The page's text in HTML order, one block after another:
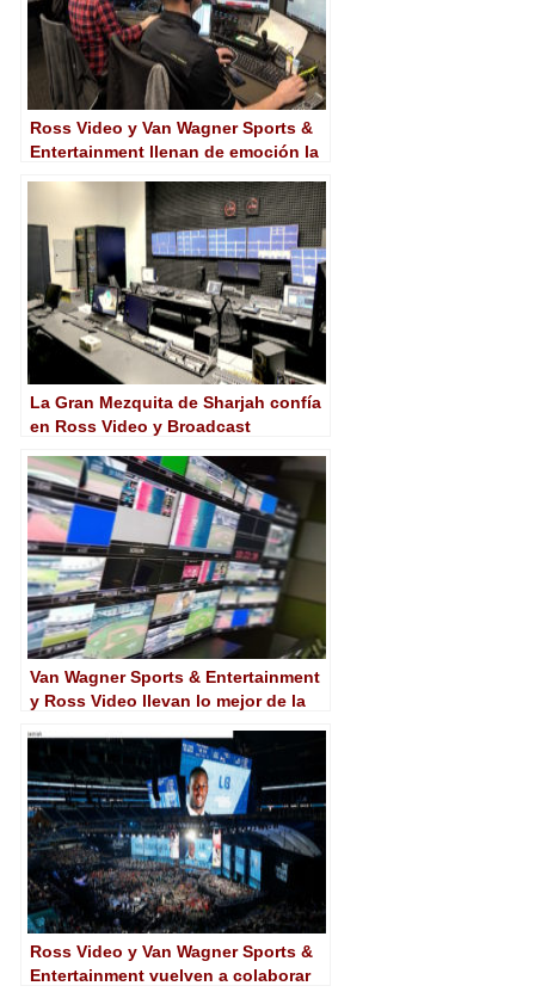
Ross Video y Van Wagner Sports &
Entertainment llenan de emoción la
La Gran Mezquita de Sharjah confía
en Ross Video y Broadcast
de AV
Van Wagner Sports & Entertainment
y Ross Video llevan lo mejor de la
Londres
Ross Video y Van Wagner Sports &
Entertainment vuelven a colaborar